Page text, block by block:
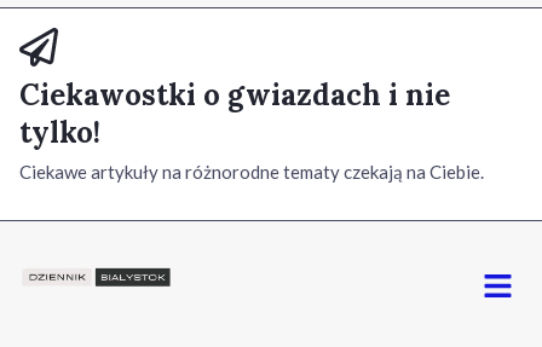
Ciekawostki o gwiazdach i nie
tylko!
Ciekawe artykuły na różnorodne tematy czekają na Ciebie.
Menu